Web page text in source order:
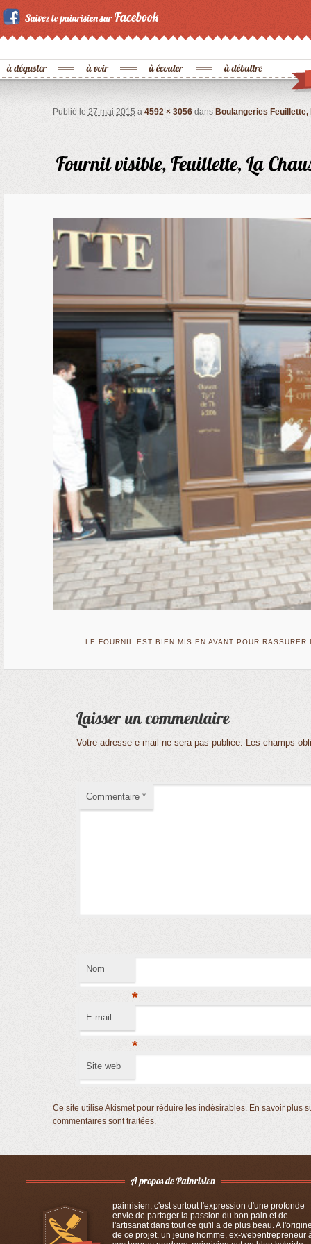
Publié le 27 mai 2015à 4592 × 3056dans Boulangeries
LE FOURNIL EST BIEN MIS EN AVANT POUR
Votre adresse e-mail ne sera pas publiée. Les champs
Commentaire*
Nom
*
E-mail
*
Site web
Ce site utilise Akismet pour réduire les indésirables. En savoir plus
commentaires sont traitées.
painrisien, c'est surtout l'expression d'une profonde
envie de partager la passion du bon pain et de
l'artisanat dans tout ce qu'il a de plus beau. A
de ce projet, un jeune homme, ex-webentrepreneur